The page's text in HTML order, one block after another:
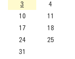
3
4
10
11
17
18
24
25
31